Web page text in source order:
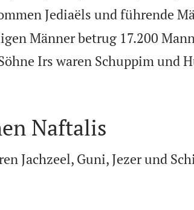
Jediaëls und führende
Männer betrug 17.200
Irs waren Schuppim und
Naftalis
Jachzeel, Guni, Jezer und